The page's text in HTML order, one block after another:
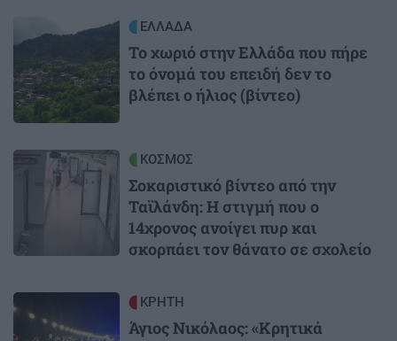
ΕΛΛΑΔΑ
Το χωριό στην Ελλάδα που πήρε
το όνομά του επειδή δεν το
βλέπει ο ήλιος (βίντεο)
Image ΚΟΣΜΟΣ
Σοκαριστικό βίντεο από την
Ταϊλάνδη: Η στιγμή που ο
14χρονος ανοίγει πυρ και
σκορπάει τον θάνατο σε σχολείο
Image ΚΡΗΤΗ
Άγιος Νικόλαος: «Κρητικά